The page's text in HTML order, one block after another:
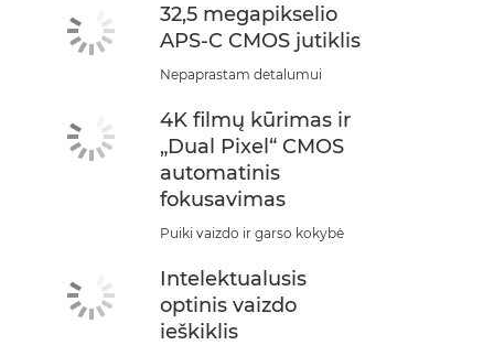
32,5 megapikselio
APS-C CMOS jutiklis
Nepaprastam detalumui
4K filmų kūrimas ir
„Dual Pixel“ CMOS
automatinis
fokusavimas
Puiki vaizdo ir garso kokybė
Intelektualusis
optinis vaizdo
ieškiklis